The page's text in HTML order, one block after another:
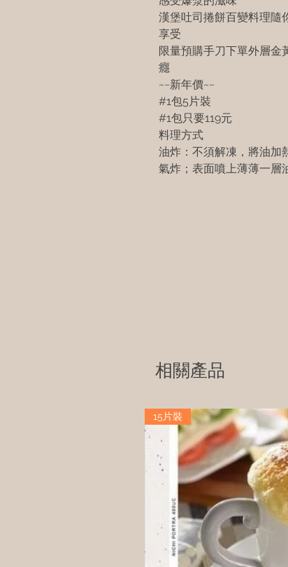
漢堡吐司捲餅百變料理隨
享受
限量預購手刀下單外層金
癮
~~新年價~~
#1包5片裝
#1包只要119元
料理方式
油炸：不須解凍，將油加
氣炸；表面噴上薄薄一層
相關產品
15片裝